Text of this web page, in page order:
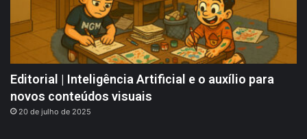
Editorial | Inteligência Artificial e o auxílio para
novos conteúdos visuais
20 de julho de 2025